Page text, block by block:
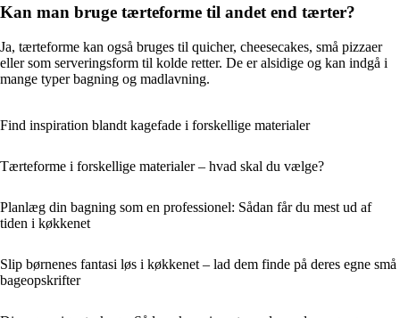
Kan man bruge tærteforme til andet end tærter?
Ja, tærteforme kan også bruges til quicher, cheesecakes, små pizzaer
eller som serveringsform til kolde retter. De er alsidige og kan indgå i
mange typer bagning og madlavning.
Find inspiration blandt kagefade i forskellige materialer
Tærteforme i forskellige materialer – hvad skal du vælge?
Planlæg din bagning som en professionel: Sådan får du mest ud af
tiden i køkkenet
Slip børnenes fantasi løs i køkkenet – lad dem finde på deres egne små
bageopskrifter